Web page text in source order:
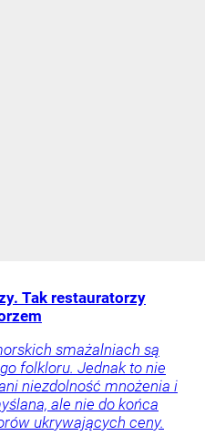
Tak restauratorzy
smażalniach są
folkloru. Jednak to nie
niezdolność mnożenia i
ale nie do końca
ukrywających ceny.